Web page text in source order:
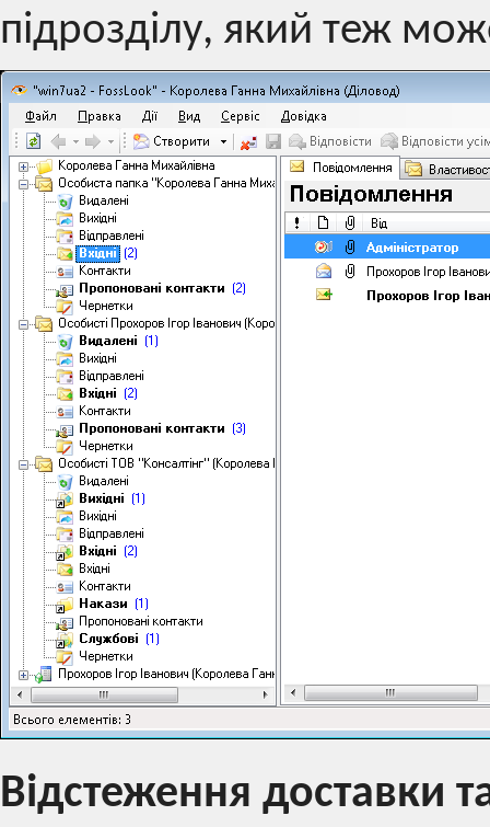
підрозділу, який теж
Відстеження доставки